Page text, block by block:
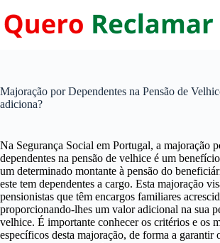
para
o
Majoração por Dependentes na Pensão de
adiciona?
Na Segurança Social em Portugal, a majoração
dependentes na pensão de velhice é um
um determinado montante à pensão do
este tem dependentes a cargo. Esta majoração
pensionistas que têm encargos familiares
proporcionando-lhes um valor adicional na sua
velhice. É importante conhecer os critérios e os
específicos desta majoração, de forma a garantir